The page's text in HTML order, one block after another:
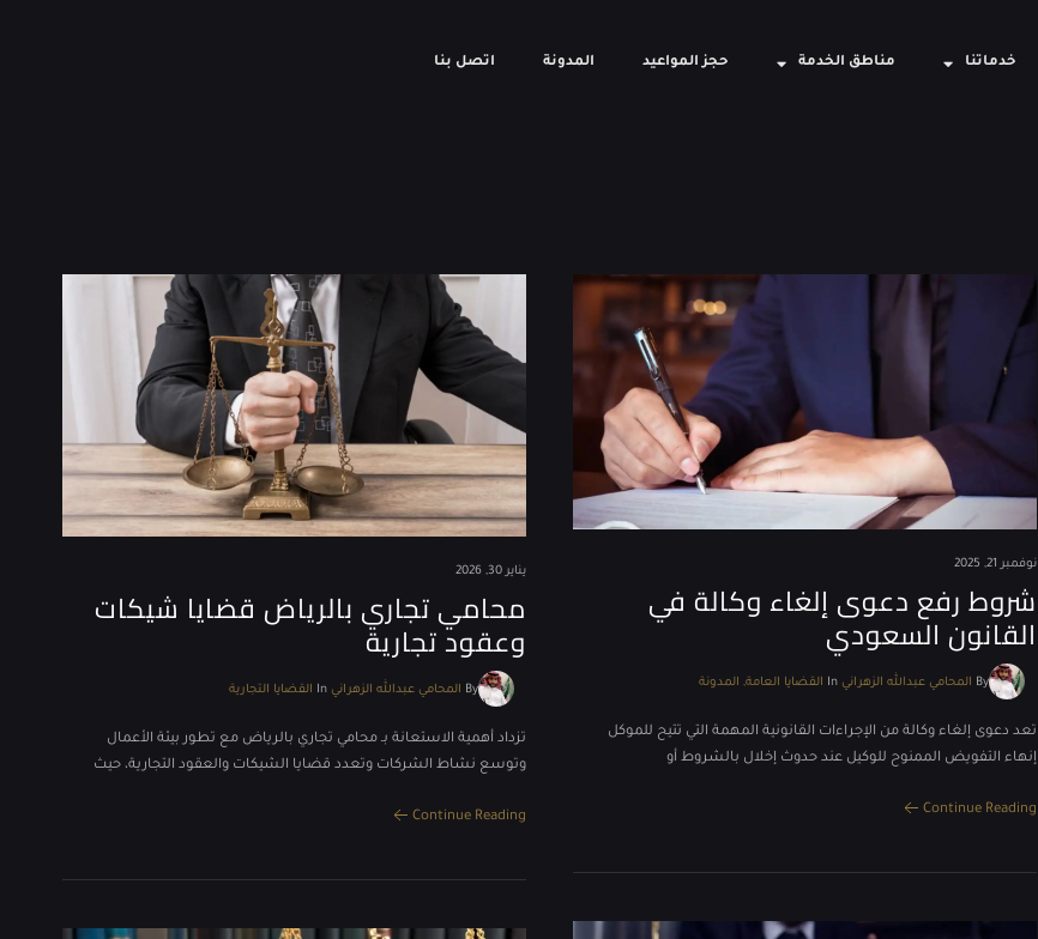
خدماتنا مناطق الخدمة حجز المواعيد المدونة اتصل بنا
يناير 30, 2026
محامي تجاري بالرياض قضايا شيكات
وعقود تجارية
By المحامي عبدالله الزهراني In القضايا التجارية
تزداد أهمية الاستعانة بـ محامي تجاري بالرياض مع تطور بيئة الأعمال
وتوسع نشاط الشركات وتعدد قضايا الشيكات والعقود التجارية، حيث
Continue Reading
نوفمبر 21, 2025
شروط رفع دعوى إلغاء وكالة في
القانون السعودي
By المحامي عبدالله الزهراني In القضايا العامة المدونة
تعد دعوى إلغاء وكالة من الإجراءات القانونية المهمة التي تتيح للموكل
إنهاء التفويض الممنوح للوكيل عند حدوث إخلال بالشروط أو
Continue Reading